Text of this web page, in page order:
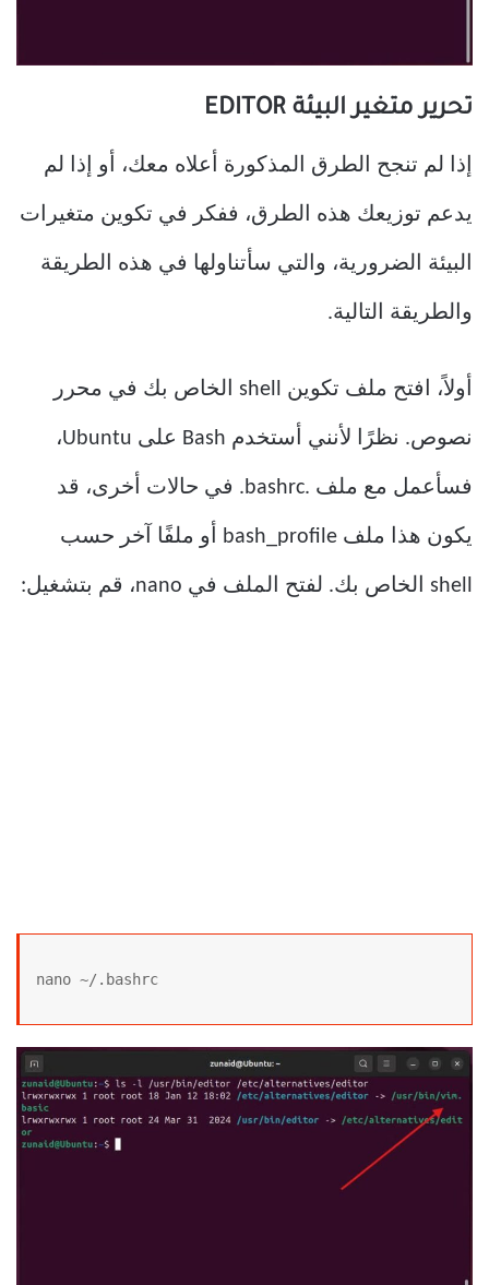
تحرير متغير البيئة EDITOR
إذا لم تنجح الطرق المذكورة أعلاه معك، أو إذا لم
يدعم توزيعك هذه الطرق، ففكر في تكوين متغيرات
البيئة الضرورية، والتي سأتناولها في هذه الطريقة
والطريقة التالية.
أولاً، افتح ملف تكوين shell الخاص بك في محرر
نصوص. نظرًا لأنني أستخدم Bash على Ubuntu،
فسأعمل مع ملف .bashrc. في حالات أخرى، قد
يكون هذا ملف bash_profile أو ملفًا آخر حسب
shell الخاص بك. لفتح الملف في nano، قم بتشغيل:
nano ~/.bashrc